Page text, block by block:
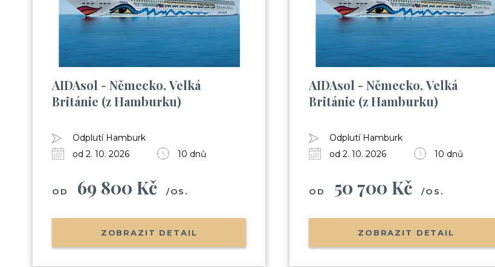
AIDAsol - Německo, Velká
Británie (z Hamburku)
Odplutí Hamburk
od 2. 10. 2026
10 dnů
OD 69 800 Kč /OS.
ZOBRAZIT DETAIL
AIDAsol - Německo, Velká
Británie (z Hamburku)
Odplutí Hamburk
od 2. 10. 2026
10 dnů
OD 50 700 Kč /OS.
ZOBRAZIT DETAIL